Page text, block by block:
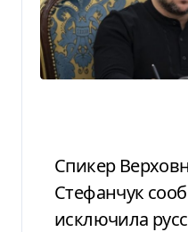
Спикер Верховной Рады Руслан
Стефанчук
исключила